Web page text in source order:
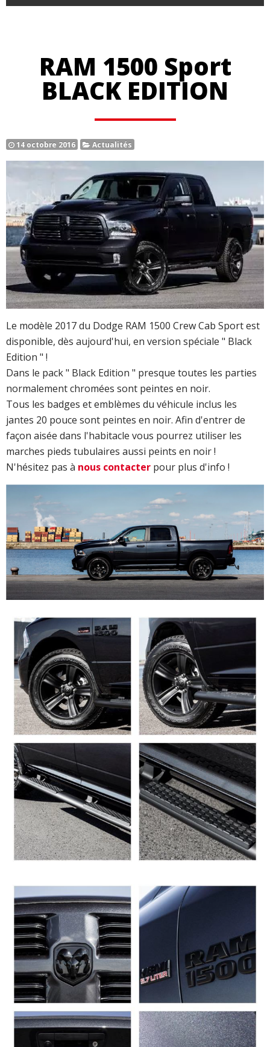
RAM 1500 Sport
BLACK EDITION
14 octobre 2016 Actualités
Le modèle 2017 du Dodge RAM 1500 Crew Cab Sport est
disponible, dès aujourd'hui, en version spéciale " Black
Edition " !
Dans le pack " Black Edition " presque toutes les parties
normalement chromées sont peintes en noir. ​
Tous les badges et emblèmes du véhicule inclus les
jantes 20 pouce sont peintes en noir. Afin d'entrer de
façon aisée dans l'habitacle vous pourrez utiliser les
marches pieds tubulaires aussi peints en noir !
N'hésitez pas à nous contacter pour plus d'info !